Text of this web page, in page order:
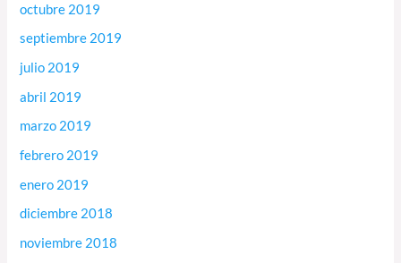
octubre 2019
septiembre 2019
julio 2019
abril 2019
marzo 2019
febrero 2019
enero 2019
diciembre 2018
noviembre 2018